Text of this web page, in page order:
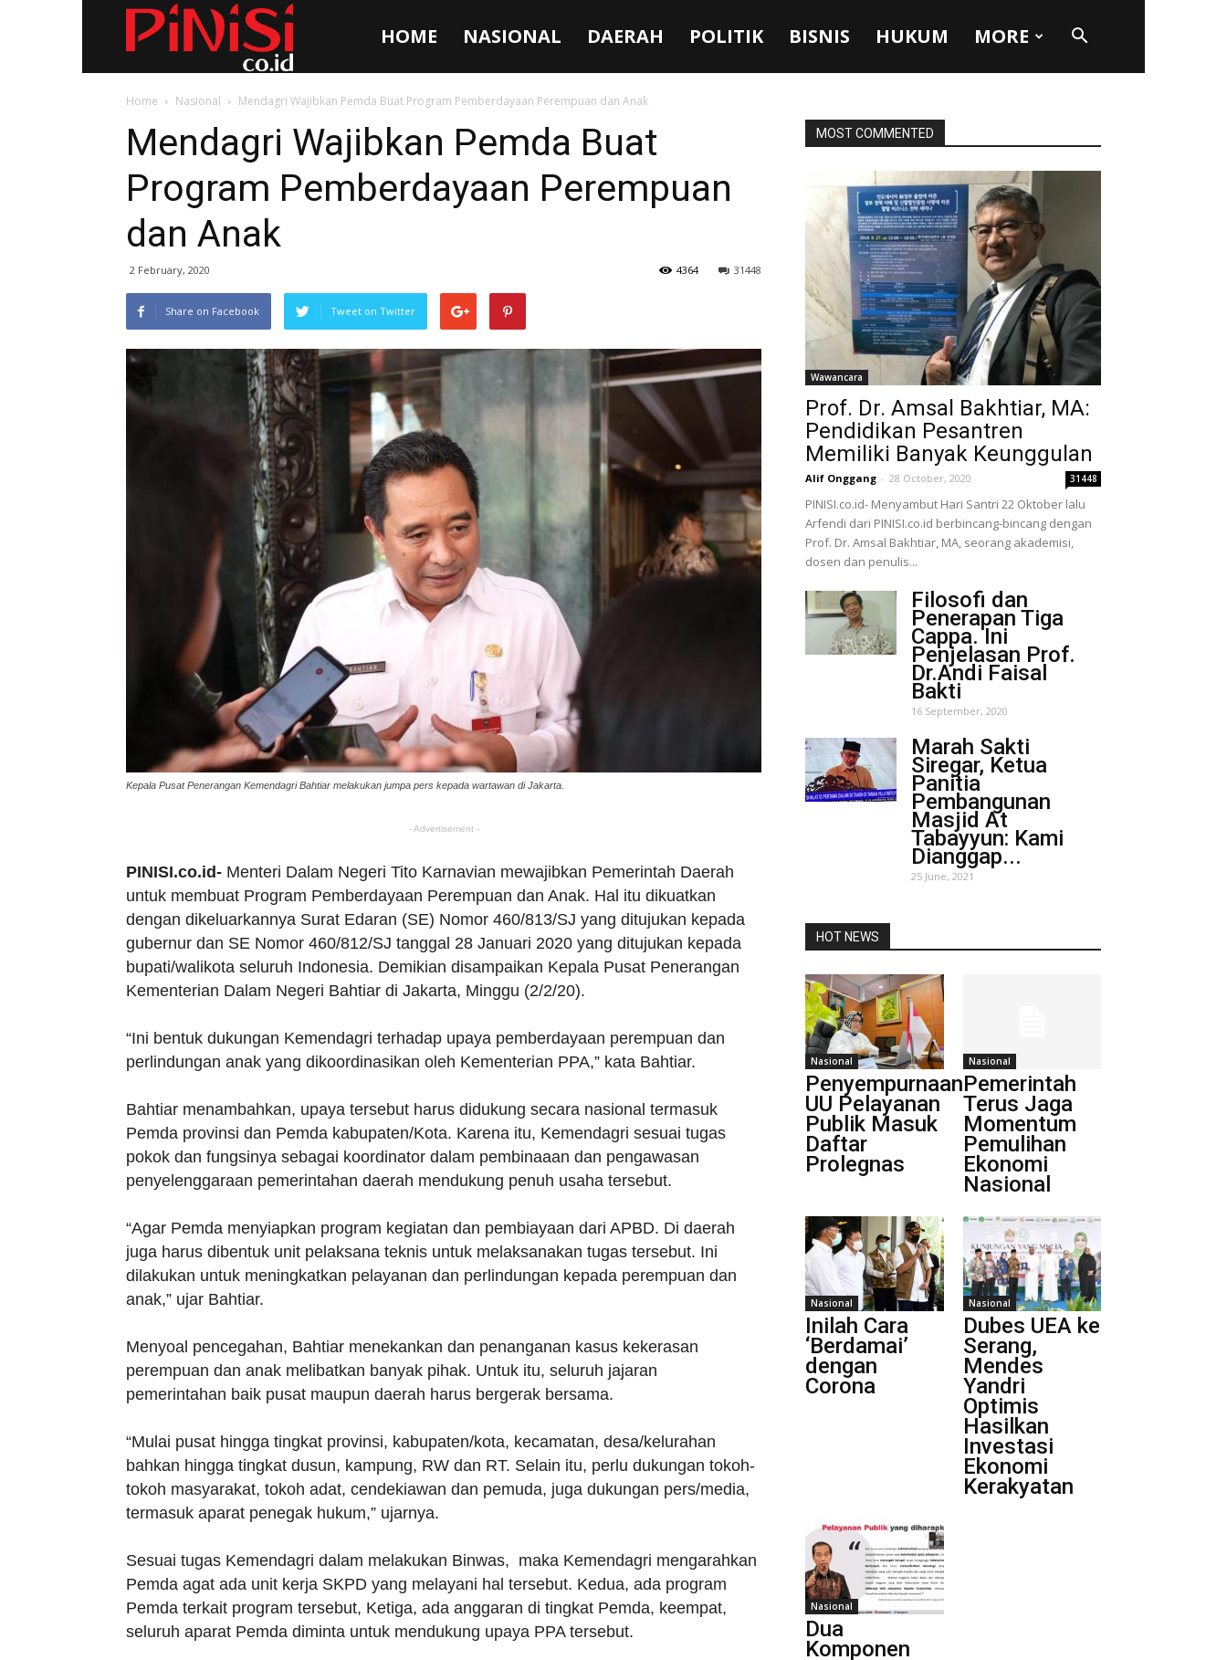
HOME NASIONAL DAERAH POLITIK BISNIS HUKUM MORE
Home Nasional Mendagri Wajibkan Pemda Buat Program Pemberdayaan Perempuan dan Anak
Mendagri Wajibkan Pemda Buat
Program Pemberdayaan Perempuan
dan Anak
2 February, 2020 31448
4364
Share on Facebook Tweet on Twitter
Kepala Pusat Penerangan Kemendagri Bahtiar melakukan jumpa pers kepada wartawan di Jakarta.
- Advertisement -
PINISI.co.id- Menteri Dalam Negeri Tito Karnavian mewajibkan Pemerintah Daerah
untuk membuat Program Pemberdayaan Perempuan dan Anak. Hal itu dikuatkan
dengan dikeluarkannya Surat Edaran (SE) Nomor 460/813/SJ yang ditujukan kepada
gubernur dan SE Nomor 460/812/SJ tanggal 28 Januari 2020 yang ditujukan kepada
bupati/walikota seluruh Indonesia. Demikian disampaikan Kepala Pusat Penerangan
Kementerian Dalam Negeri Bahtiar di Jakarta, Minggu (2/2/20).
“Ini bentuk dukungan Kemendagri terhadap upaya pemberdayaan perempuan dan
perlindungan anak yang dikoordinasikan oleh Kementerian PPA,” kata Bahtiar.
Bahtiar menambahkan, upaya tersebut harus didukung secara nasional termasuk
Pemda provinsi dan Pemda kabupaten/Kota. Karena itu, Kemendagri sesuai tugas
pokok dan fungsinya sebagai koordinator dalam pembinaaan dan pengawasan
penyelenggaraan pemerintahan daerah mendukung penuh usaha tersebut.
“Agar Pemda menyiapkan program kegiatan dan pembiayaan dari APBD. Di daerah
juga harus dibentuk unit pelaksana teknis untuk melaksanakan tugas tersebut. Ini
dilakukan untuk meningkatkan pelayanan dan perlindungan kepada perempuan dan
anak,” ujar Bahtiar.
Menyoal pencegahan, Bahtiar menekankan dan penanganan kasus kekerasan
perempuan dan anak melibatkan banyak pihak. Untuk itu, seluruh jajaran
pemerintahan baik pusat maupun daerah harus bergerak bersama.
“Mulai pusat hingga tingkat provinsi, kabupaten/kota, kecamatan, desa/kelurahan
bahkan hingga tingkat dusun, kampung, RW dan RT. Selain itu, perlu dukungan tokoh-
tokoh masyarakat, tokoh adat, cendekiawan dan pemuda, juga dukungan pers/media,
termasuk aparat penegak hukum,” ujarnya.
Sesuai tugas Kemendagri dalam melakukan Binwas, maka Kemendagri mengarahkan
Pemda agat ada unit kerja SKPD yang melayani hal tersebut. Kedua, ada program
Pemda terkait program tersebut, Ketiga, ada anggaran di tingkat Pemda, keempat,
seluruh aparat Pemda diminta untuk mendukung upaya PPA tersebut.
MOST COMMENTED
Wawancara
Prof. Dr. Amsal Bakhtiar, MA:
Pendidikan Pesantren
Memiliki Banyak Keunggulan
Alif Onggang - 28 October, 2020 31448
PINISI.co.id- Menyambut Hari Santri 22 Oktober lalu
Arfendi dari PINISI.co.id berbincang-bincang dengan
Prof. Dr. Amsal Bakhtiar, MA, seorang akademisi,
dosen dan penulis...
Filosofi dan
Penerapan Tiga
Cappa. Ini
Penjelasan Prof.
Dr.Andi Faisal
Bakti
16 September, 2020
Marah Sakti
Siregar, Ketua
Panitia
Pembangunan
Masjid At
Tabayyun: Kami
Dianggap...
25 June, 2021
HOT NEWS
Nasional
Penyempurnaan
UU Pelayanan
Publik Masuk
Daftar
Prolegnas
Nasional
Pemerintah
Terus Jaga
Momentum
Pemulihan
Ekonomi
Nasional
Nasional
Inilah Cara
‘Berdamai’
dengan
Corona
Nasional
Dubes UEA ke
Serang,
Mendes
Yandri
Optimis
Hasilkan
Investasi
Ekonomi
Kerakyatan
Nasional
Dua
Komponen